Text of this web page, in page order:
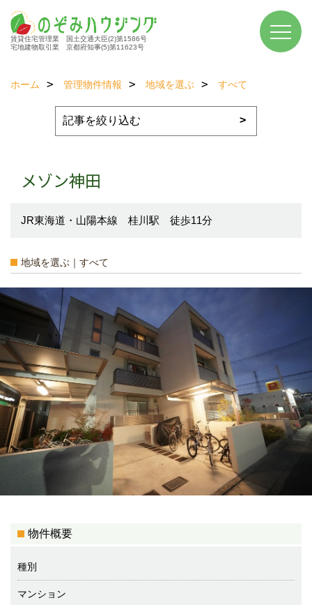
賃貸住宅管理業 国土交通大臣(2)第1586号
宅地建物取引業 京都府知事(5)第11623号
ホーム 管理物件情報 地域を選ぶ すべて
メゾン神田
JR東海道・山陽本線 桂川駅 徒歩11分
地域を選ぶ｜すべて
物件概要
種別
マンション